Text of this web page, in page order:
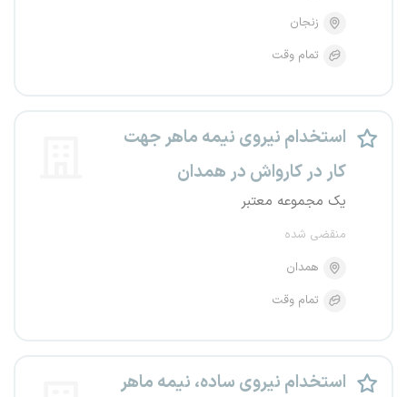
زنجان
تمام وقت
استخدام نیروی نیمه ماهر جهت
کار در کارواش در همدان
یک مجموعه معتبر
منقضی شده
همدان
تمام وقت
استخدام نیروی ساده، نیمه ماهر